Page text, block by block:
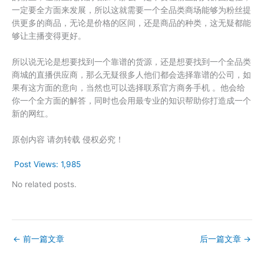
一定要全方面来发展，所以这就需要一个全品类商场能够为粉丝提
供更多的商品，无论是价格的区间，还是商品的种类，这无疑都能
够让主播变得更好。
所以说无论是想要找到一个靠谱的货源，还是想要找到一个全品类
商城的直播供应商，那么无疑很多人他们都会选择靠谱的公司，如
果有这方面的意向，当然也可以选择联系官方商务手机 。他会给
你一个全方面的解答，同时也会用最专业的知识帮助你打造成一个
新的网红。
原创内容 请勿转载 侵权必究！
Post Views: 1,985
No related posts.
← 前一篇文章 后一篇文章 →